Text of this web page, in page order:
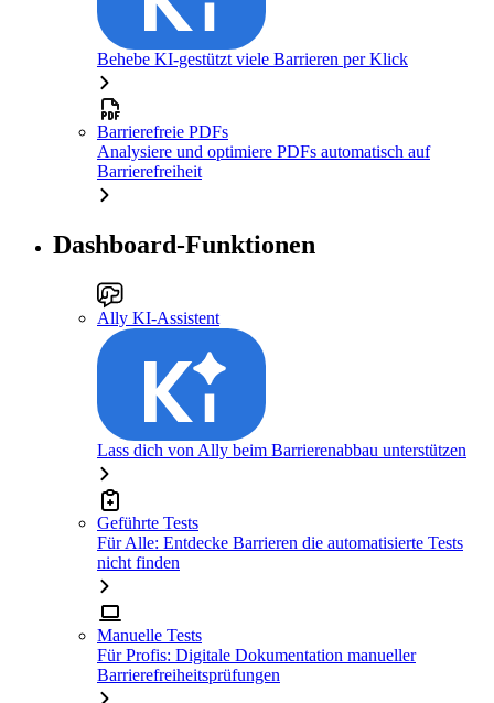
Behebe KI-gestützt viele Barrieren per Klick
Barrierefreie PDFs
Analysiere und optimiere PDFs automatisch auf
Barrierefreiheit
Dashboard-Funktionen
Ally KI-Assistent
Lass dich von Ally beim Barrierenabbau unterstützen
Geführte Tests
Für Alle: Entdecke Barrieren die automatisierte Tests
nicht finden
Manuelle Tests
Für Profis: Digitale Dokumentation manueller
Barrierefreiheitsprüfungen